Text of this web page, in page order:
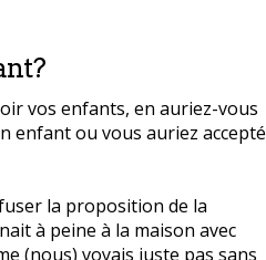
vos enfants, en auriez-vous
enfant ou vous auriez accepté
la proposition de la
à peine à la maison avec
(nous) voyais juste pas sans